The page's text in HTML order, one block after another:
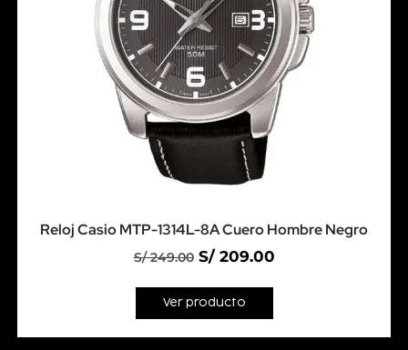
Reloj Casio MTP-1314L-8A Cuero Hombre Negro
S/249.00 S/209.00
Ver producto